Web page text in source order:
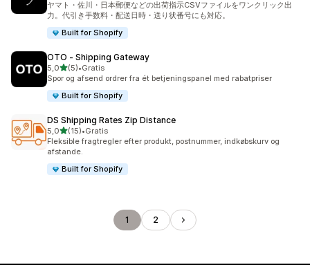
ヤマト・佐川・日本郵便などの出荷指示CSVファイルをワンクリック出
力。代引き手数料・配送日時・送り状番号にも対応。
Built for Shopify
OTO ‑ Shipping Gateway
5,0ud af 5 stjerner
(5)
5 anmeldelser i alt
•Gratis
Spor og afsend ordrer fra ét betjeningspanel med rabatpriser
Built for Shopify
DS Shipping Rates Zip Distance
5,0ud af 5 stjerner
(15)
15 anmeldelser i alt
•Gratis
Fleksible fragtregler efter produkt, postnummer, indkøbskurv og
afstande.
Built for Shopify
1 2